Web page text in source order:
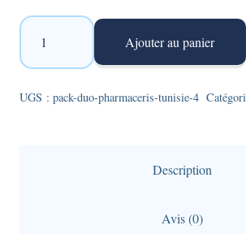
quantité
Pack
duo
Ajouter au panier
UGS : pack-duo-pharmaceris-tunisie-4
Description
Avis (0)